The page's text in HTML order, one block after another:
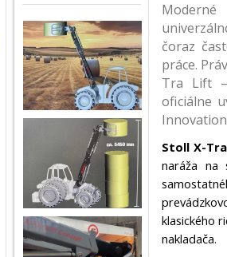
čoraz
práce.
Tra Lift –
oficiálne
Stoll X-
naráža na
klasického
nakladača.